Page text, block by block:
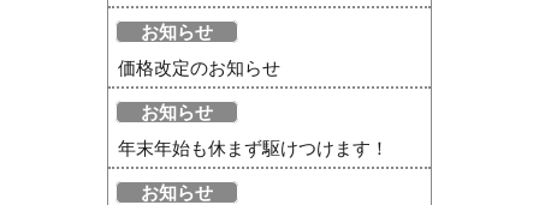
お知らせ
価格改定のお知らせ
お知らせ
年末年始も休まず駆けつけます！
お知らせ